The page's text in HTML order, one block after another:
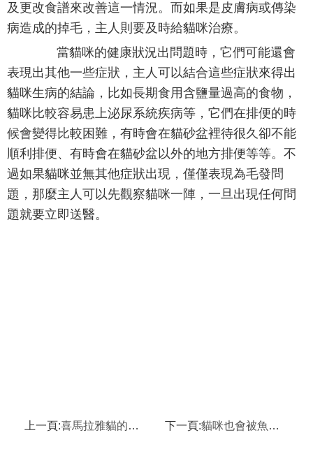
及更改食譜來改善這一情況。而如果是皮膚病或傳染
病造成的掉毛，主人則要及時給貓咪治療。
當貓咪的健康狀況出問題時，它們可能還會
表現出其他一些症狀，主人可以結合這些症狀來得出
貓咪生病的結論，比如長期食用含鹽量過高的食物，
貓咪比較容易患上泌尿系統疾病等，它們在排便的時
候會變得比較困難，有時會在貓砂盆裡待很久卻不能
順利排便、有時會在貓砂盆以外的地方排便等等。不
過如果貓咪並無其他症狀出現，僅僅表現為毛發問
題，那麼主人可以先觀察貓咪一陣，一旦出現任何問
題就要立即送醫。
上一頁:喜馬拉雅貓的性格分析 下一頁:貓咪也會被魚刺卡到